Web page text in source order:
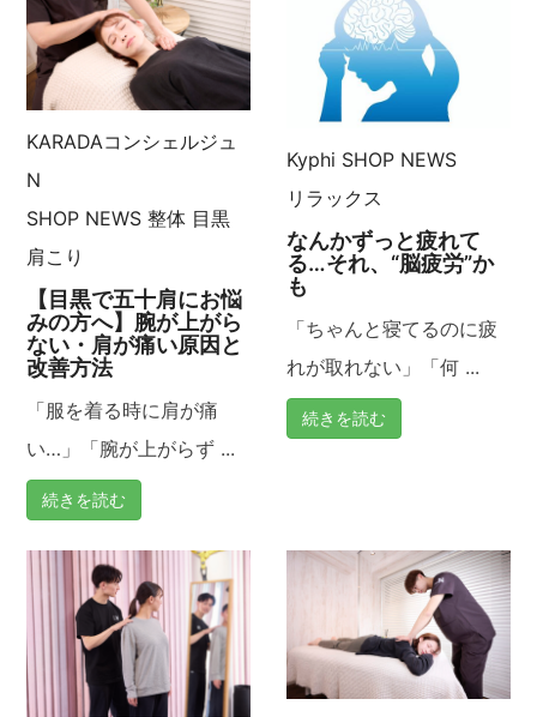
ゲ
ー
シ
ョ
ン
KARADAコンシェルジュ
N
SHOP NEWS 整体 目黒
肩こり
【目黒で五十肩にお悩
みの方へ】腕が上がら
ない・肩が痛い原因と
改善方法
「服を着る時に肩が痛
い…」「腕が上がらず ...
続きを読む
Kyphi SHOP NEWS
リラックス
なんかずっと疲れて
る…それ、“脳疲労”か
も
「ちゃんと寝てるのに疲
れが取れない」「何 ...
続きを読む